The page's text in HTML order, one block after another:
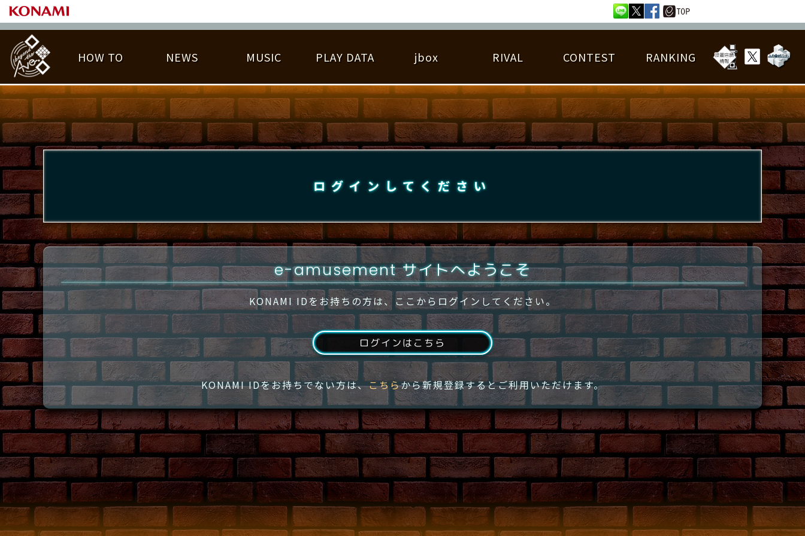
HOW TO
基本の遊び方 遊び方ガイド
NEWS MUSIC
遊べる楽曲 アーティスト紹介
PLAY DATA
PLAY DATA TOP EMBLEM ゆびベル 楽曲データ 詳細楽曲データ
称号 プレー履歴 プレーグラフ ねんごろチャレンジ EDIT譜面
jbox RIVAL
ライバル一覧 逆ライバル一覧 ライバル比較 プレーヤー検索 フレンドリスト
CONTEST
大会参加 大会開催 大会参加情報 大会とは？
RANKING
LICENSE HIT CHART ORIGINAL HIT CHART BEST SCORE RANKING TOTAL BEST SCORE RANKING
ログインしてください
e-amusement サイトへようこそ
KONAMI IDをお持ちの方は、ここからログインしてください。
ログインはこちら
KONAMI IDをお持ちでない方は、こちらから新規登録するとご利用いただけます。